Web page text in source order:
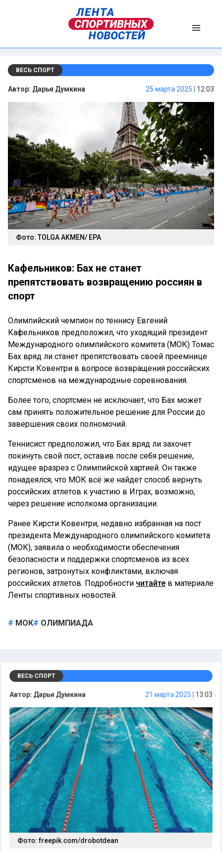
ВЕСЬ СПОРТ
Автор: Дарья Думкина 25 марта 2025 | 12:03
Фото: TOLGA AKMEN/ EPA
Кафельников: Бах не станет
препятствовать возвращению россиян в
спорт
Олимпийский чемпион по теннису Евгений
Кафельников предположил, что уходящий президент
Международного олимпийского комитета (МОК) Томас
Бах вряд ли станет препятствовать своей преемнице
Кирсти Ковентри в вопросе возвращения российских
спортсменов на международные соревнования.
Более того, спортсмен не исключает, что Бах может
сам принять положительное решение для России до
завершения своих полномочий.
Теннисист предположил, что Бах вряд ли захочет
покинуть свой пост, оставив после себя решение,
идущее вразрез с Олимпийской хартией. Он также
понадеялся, что МОК всё же найдет способ вернуть
российских атлетов к участию в Играх, возможно,
через решение исполкома организации.
Ранее Кирсти Ковентри, недавно избранная на пост
президента Международного олимпийского комитета
(МОК), заявила о необходимости обеспечения
безопасности и поддержки спортсменов из всех
регионов, затронутых конфликтами, включая
российских атлетов. Подробности читайте в материале
Ленты спортивных новостей.
МОК ОЛИМПИАДА
ВЕСЬ СПОРТ
Автор: Дарья Думкина 21 марта 2025 | 13:03
Фото: freepik.com/drobotdean